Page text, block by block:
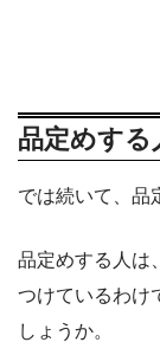
品定めする
では続いて、品
品定めする人は
つけているわけ
しょうか。